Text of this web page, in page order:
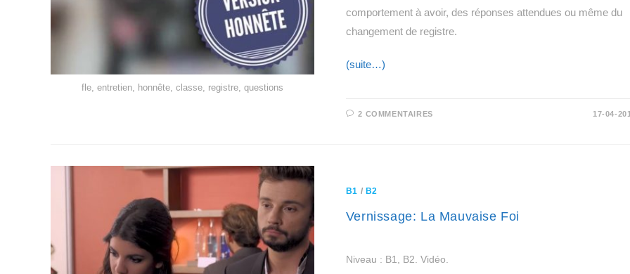
fle, entretien, honnête, classe, registre, questions
comportement à avoir, des réponses attendues ou même du
changement de registre.
(suite…)
2 COMMENTAIRES 17-04-
B1 / B2
Vernissage: La Mauvaise Foi
Niveau : B1, B2. Vidéo.